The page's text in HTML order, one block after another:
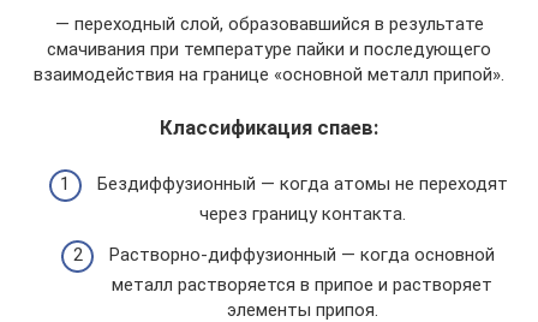
— переходный слой, образовавшийся в результате
смачивания при температуре пайки и последующего
взаимодействия на границе «основной металл припой».
Классификация спаев:
Бездиффузионный — когда атомы не переходят
через границу контакта.
Растворно-диффузионный — когда основной
металл растворяется в припое и растворяет
элементы припоя.